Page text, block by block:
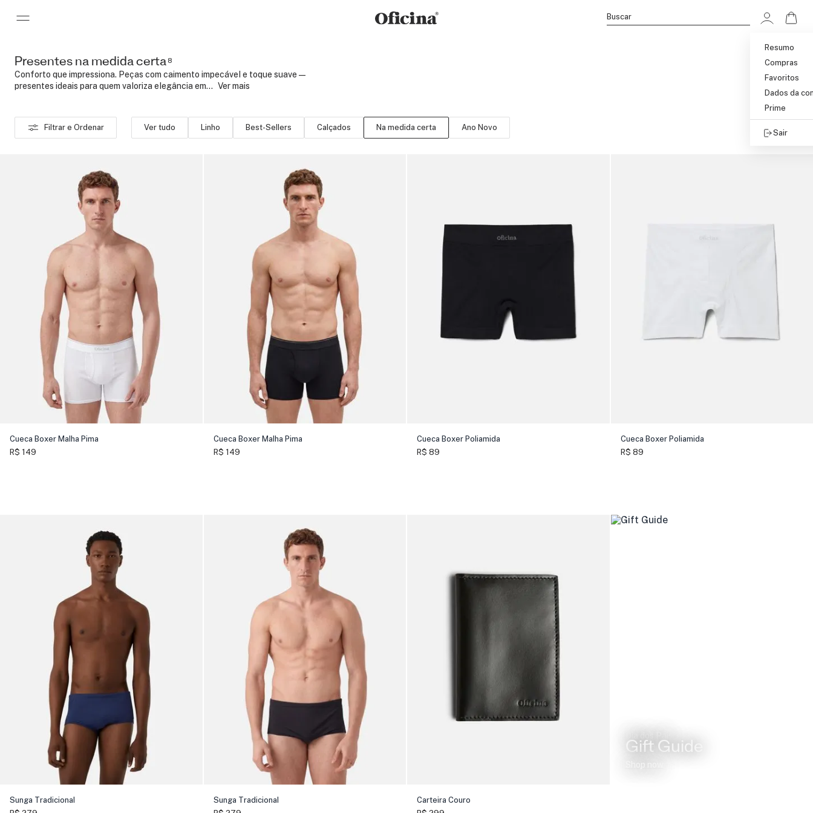
Pular para o conteúdo principal
Buscar
Resumo
Compras
Favoritos
Dados da
Prime
Sair
Ir
Presentes na medida certa 8
Conforto que impressiona. Peças com caimento impecável e toque suave —
presentes ideais para quem valoriza elegância em... Ver mais
Filtrar e Ordenar Ver tudo Linho Best-Sellers Calçados Na medida certa Ano Novo
Cueca Boxer Malha Pima
R$ 149
Cueca Boxer Malha Pima
R$ 149
Cueca Boxer Poliamida
R$ 89
Cueca Boxer Poliamida
R$ 89
Sunga Tradicional
Sunga Tradicional
Carteira Couro
Gift Guide